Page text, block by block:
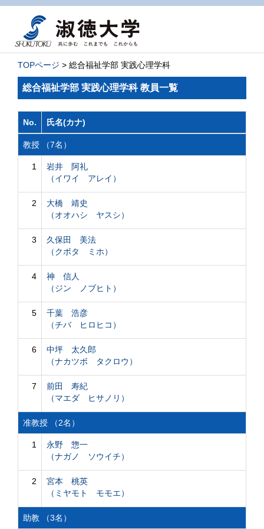
TOPページ > 総合福祉学部 実践心理学科
総合福祉学部 実践心理学科 教員一覧
No. 氏名(カナ)
教授 （7名）
1
岩井 阿礼
（イワイ アレイ）
2
大橋 靖史
（オオハシ ヤスシ）
3
久保田 美法
（クボタ ミホ）
4
神 信人
（ジン ノブヒト）
5
千葉 浩彦
（チバ ヒロヒコ）
6
中坪 太久郎
（ナカツボ タクロウ）
7
前田 寿紀
（マエダ ヒサノリ）
准教授 （2名）
1
永野 惣一
（ナガノ ソウイチ）
2
宮本 桃英
（ミヤモト モモエ）
助教 （3名）